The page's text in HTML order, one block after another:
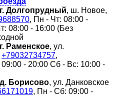
г. Долгопрудный, ш. Новое,
, Пн - Чт: 08:00 -
08:00 - 16:00 (Без
г. Раменское, ул.
+79032734757,
- 20:00 Сб - Вс: 10:00 -
д. Борисово, ул. Данковское
, Пн - Сб: 09:00 -